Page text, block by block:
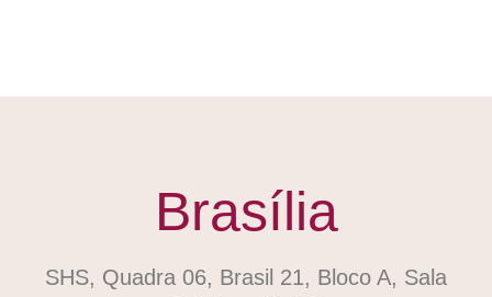
Brasília
SHS, Quadra 06, Brasil 21, Bloco A, Sala